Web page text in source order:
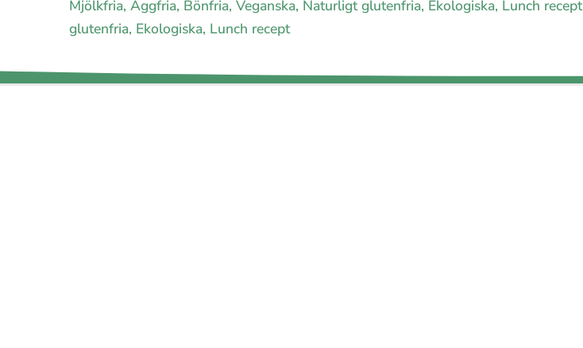
Mjölkfria, Äggfria, Bönfria, Veganska, Naturligt glutenfria, Ekologiska, Lunch recept
glutenfria, Ekologiska, Lunch recept